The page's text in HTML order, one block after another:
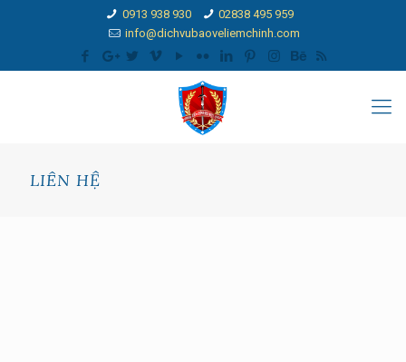
0913 938 930
02838 495 959
info@dichvubaoveliemchinh.com
LIÊN HỆ